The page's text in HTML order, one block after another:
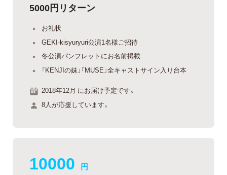
5000円リターン
お礼状
GEKI-kisyuryuri公演1名様ご招待
冬公演パンフレットにお名前掲載
「KENJIの妹」「MUSE」全キャストサイン入り台本
2018年12月 にお届け予定です。
8人が応援しています。
10000 円